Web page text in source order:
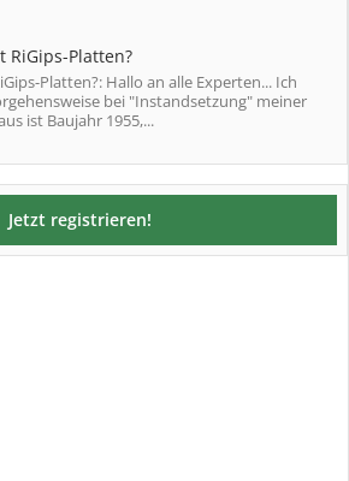
RiGips-Platten?
Platten?: Hallo an alle Experten... Ich
bei "Instandsetzung" meiner
ist Baujahr 1955,...
Jetzt registrieren!